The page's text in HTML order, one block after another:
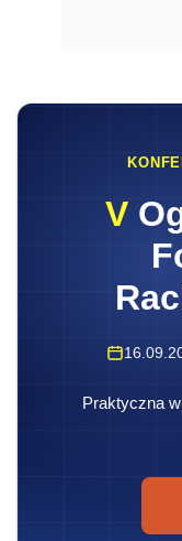
V
Praktyczna